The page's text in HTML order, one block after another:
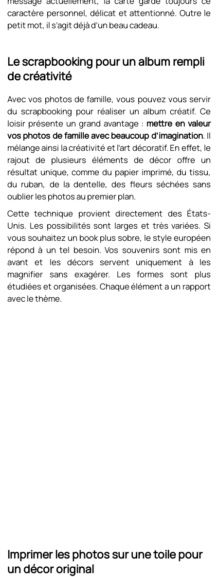
caractère personnel, délicat et attentionné. Outre le
petit mot, il s’agit déjà d’un beau cadeau.
Le scrapbooking pour un album rempli
de créativité
Avec vos photos de famille, vous pouvez vous servir
du scrapbooking pour réaliser un album créatif. Ce
loisir présente un grand avantage : mettre en valeur
vos photos de famille avec beaucoup d’imagination. Il
mélange ainsi la créativité et l’art décoratif. En effet, le
rajout de plusieurs éléments de décor offre un
résultat unique, comme du papier imprimé, du tissu,
du ruban, de la dentelle, des fleurs séchées sans
oublier les photos au premier plan.
Cette technique provient directement des États-
Unis. Les possibilités sont larges et très variées. Si
vous souhaitez un book plus sobre, le style européen
répond à un tel besoin. Vos souvenirs sont mis en
avant et les décors servent uniquement à les
magnifier sans exagérer. Les formes sont plus
étudiées et organisées. Chaque élément a un rapport
avec le thème.
Imprimer les photos sur une toile pour
un décor original